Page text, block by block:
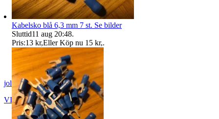
jollybob50
VIKINGSTAD,Sverige
Kabelsko blå 6,3 mm 7 st. Se bilder
Sluttid11 aug 20:48.
Pris:13 kr,Eller Köp nu 15 kr,.